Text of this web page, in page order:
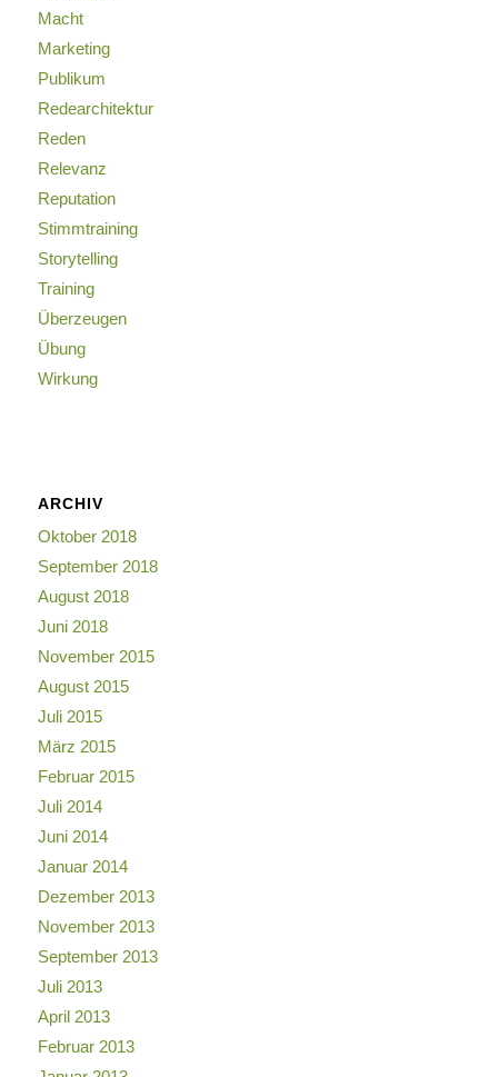
Macht
Marketing
Publikum
Redearchitektur
Reden
Relevanz
Reputation
Stimmtraining
Storytelling
Training
Überzeugen
Übung
Wirkung
ARCHIV
Oktober 2018
September 2018
August 2018
Juni 2018
November 2015
August 2015
Juli 2015
März 2015
Februar 2015
Juli 2014
Juni 2014
Januar 2014
Dezember 2013
November 2013
September 2013
Juli 2013
April 2013
Februar 2013